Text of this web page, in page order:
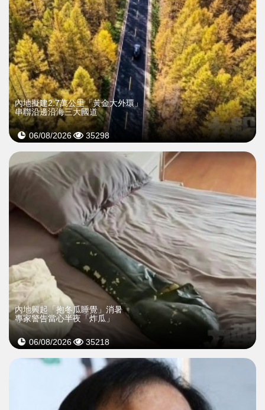
內地擬建2.7萬公里「黃金大外環」
串聯沿邊沿海三大國道
06/08/2026 35298
內地興起「抱冬瓜睡覺」消暑
專家警告當心半夜「炸瓜」
06/08/2026 35218